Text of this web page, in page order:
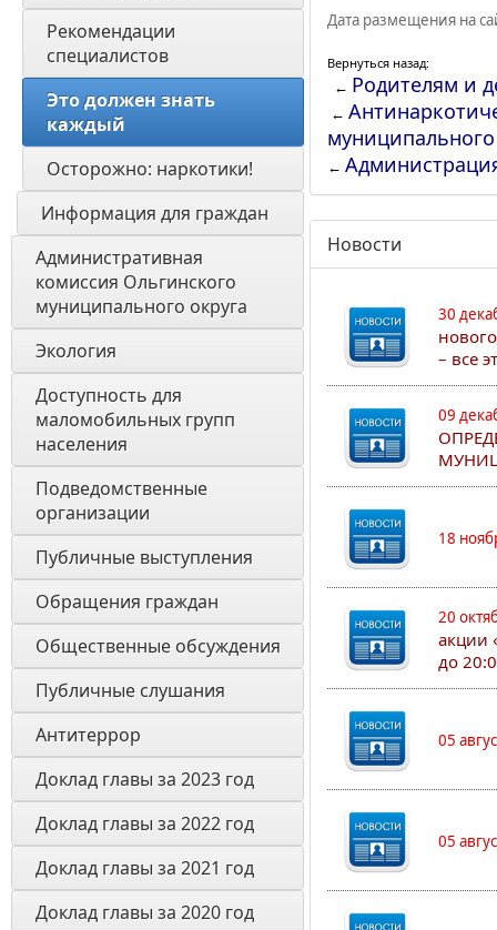
Рекомендации
специалистов
Это должен знать
каждый
Осторожно: наркотики!
Информация для граждан
Административная
комиссия Ольгинского
муниципального округа
Экология
Доступность для
маломобильных групп
населения
Подведомственные
организации
Публичные выступления
Обращения граждан
Общественные обсуждения
Публичные слушания
Антитеррор
Доклад главы за 2023 год
Доклад главы за 2022 год
Доклад главы за 2021 год
Доклад главы за 2020 год
Дата размещения на
Вернуться назад:
← Родителям и
←
муниципального
←
Новости
30
– все
09
18
20
акции
до
05
05